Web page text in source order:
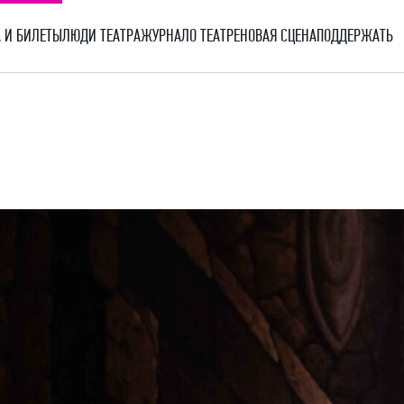
БИЛЕТЫЛЮДИ ТЕАТРАЖУРНАЛО ТЕАТРЕНОВАЯ СЦЕНАПОДДЕРЖАТЬ